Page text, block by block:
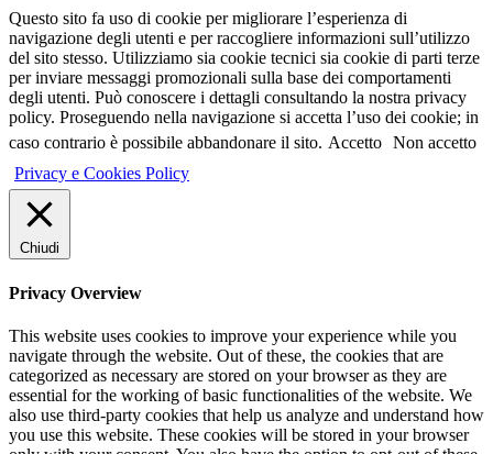
Questo sito fa uso di cookie per migliorare l’esperienza di
navigazione degli utenti e per raccogliere informazioni sull’utilizzo
del sito stesso. Utilizziamo sia cookie tecnici sia cookie di parti terze
per inviare messaggi promozionali sulla base dei comportamenti
degli utenti. Può conoscere i dettagli consultando la nostra privacy
policy. Proseguendo nella navigazione si accetta l’uso dei cookie; in
caso contrario è possibile abbandonare il sito. Accetto Non accetto
Privacy e Cookies Policy
Chiudi
Privacy Overview
This website uses cookies to improve your experience while you
navigate through the website. Out of these, the cookies that are
categorized as necessary are stored on your browser as they are
essential for the working of basic functionalities of the website. We
also use third-party cookies that help us analyze and understand how
you use this website. These cookies will be stored in your browser